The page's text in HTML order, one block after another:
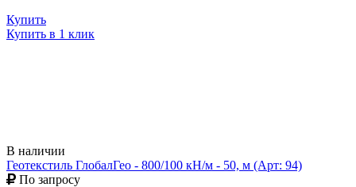
Купить
Купить в 1 клик
В наличии
Геотекстиль ГлобалГео - 800/100 кН/м - 50, м (Арт: 94)
По запросу